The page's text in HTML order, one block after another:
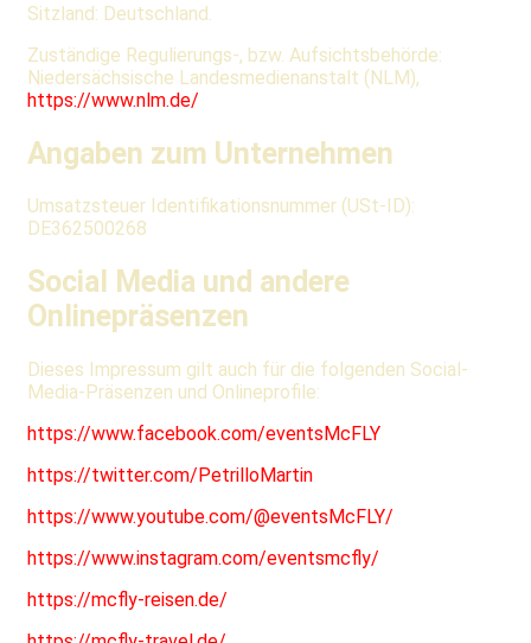
Sitzland: Deutschland.
Zuständige Regulierungs-, bzw. Aufsichtsbehörde:
Niedersächsische Landesmedienanstalt (NLM),
https://www.nlm.de/
Angaben zum Unternehmen
Umsatzsteuer Identifikationsnummer (USt-ID):
DE362500268
Social Media und andere
Onlinepräsenzen
Dieses Impressum gilt auch für die folgenden Social-
Media-Präsenzen und Onlineprofile:
https://www.facebook.com/eventsMcFLY
https://twitter.com/PetrilloMartin
https://www.youtube.com/@eventsMcFLY/
https://www.instagram.com/eventsmcfly/
https://mcfly-reisen.de/